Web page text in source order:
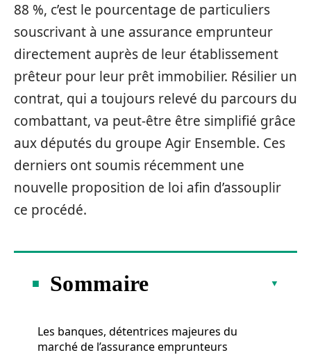
88 %, c’est le pourcentage de particuliers
souscrivant à une assurance emprunteur
directement auprès de leur établissement
prêteur pour leur prêt immobilier. Résilier un
contrat, qui a toujours relevé du parcours du
combattant, va peut-être être simplifié grâce
aux députés du groupe Agir Ensemble. Ces
derniers ont soumis récemment une
nouvelle proposition de loi afin d’assouplir
ce procédé.
Sommaire
Les banques, détentrices majeures du
marché de l’assurance emprunteurs